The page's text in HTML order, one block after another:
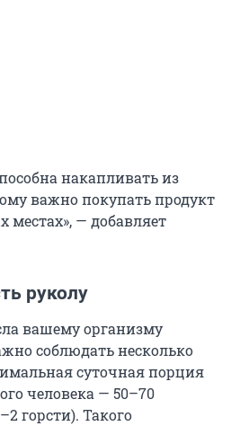
накапливать из
важно покупать продукт
местах», — добавляет
руколу
вашему организму
соблюдать несколько
суточная порция
человека — 50–70
горсти). Такого